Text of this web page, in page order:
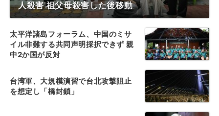
人殺害 祖父母殺害した後移動
太平洋諸島フォーラム、中国のミサ
イル非難する共同声明採択できず 親
中2か国が反対
台湾軍、大規模演習で台北攻撃阻止
を想定し「橋封鎖」